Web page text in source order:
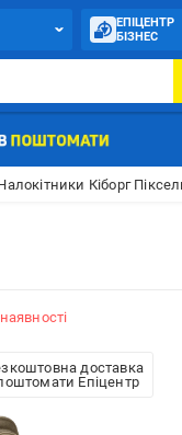
ЕПІЦЕНТР
БІЗНЕС
Кіборг
доставка
Епіцентр